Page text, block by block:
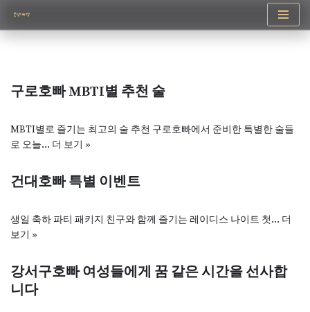
콘
로
건
뛰
기
구로호빠 MBTI별 추천 술
MBTI별로 즐기는 최고의 술 추천 구로호빠에서 준비한 특별한 술들
로 오늘… 더 보기 »
건대호빠 특별 이벤트
생일 축하 파티 패키지 친구와 함께 즐기는 레이디스 나이트 첫… 더
보기 »
강서구호빠 여성들에게 꿈 같은 시간을 선사합
니다